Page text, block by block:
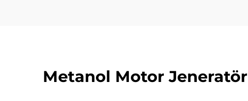
Metanol Motor